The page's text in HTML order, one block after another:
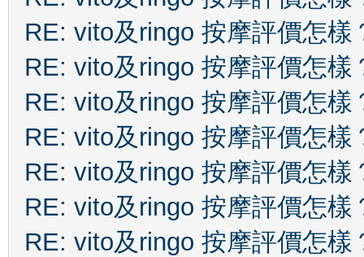
RE: vito及ringo 按摩評價怎樣
RE: vito及ringo 按摩評價怎樣
RE: vito及ringo 按摩評價怎樣
RE: vito及ringo 按摩評價怎樣
RE: vito及ringo 按摩評價怎樣
RE: vito及ringo 按摩評價怎樣
RE: vito及ringo 按摩評價怎樣